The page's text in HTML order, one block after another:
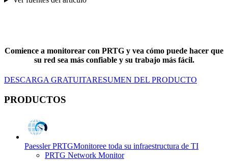
Comience a monitorear con PRTG y vea cómo puede hacer que
su red sea más confiable y su trabajo más fácil.
DESCARGA GRATUITARESUMEN DEL PRODUCTO
PRODUCTOS
Paessler PRTGMonitoree toda su infraestructura de TI
PRTG Network Monitor